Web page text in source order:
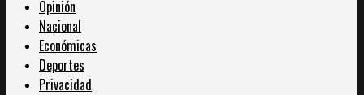
Opinión
Nacional
Económicas
Deportes
Privacidad